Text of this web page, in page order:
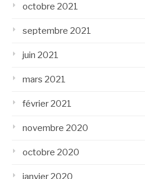
octobre 2021
septembre 2021
juin 2021
mars 2021
février 2021
novembre 2020
octobre 2020
janvier 2020